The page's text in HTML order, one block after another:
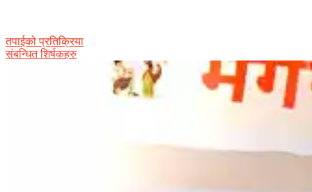
तपाईको प्रतिक्रिया
संबन्धित शिर्षकहरु